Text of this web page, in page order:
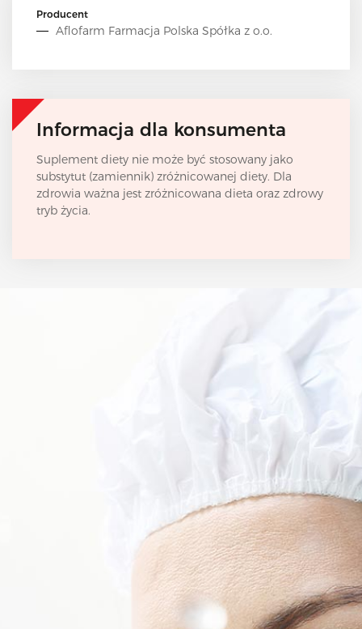
Producent
Aflofarm Farmacja Polska Spółka z o.o.
Informacja dla konsumenta
Suplement diety nie może być stosowany jako
substytut (zamiennik) zróżnicowanej diety. Dla
zdrowia ważna jest zróżnicowana dieta oraz zdrowy
tryb życia.